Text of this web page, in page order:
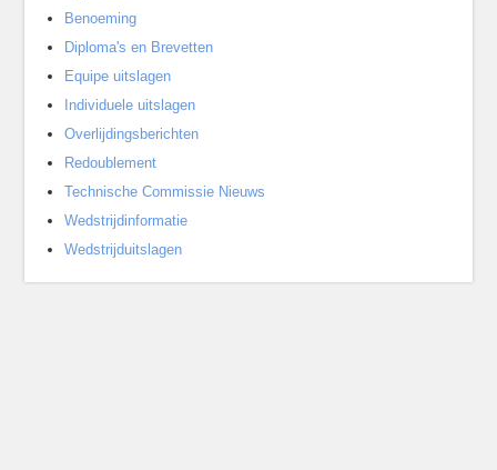
Benoeming
Diploma's en Brevetten
Equipe uitslagen
Individuele uitslagen
Overlijdingsberichten
Redoublement
Technische Commissie Nieuws
Wedstrijdinformatie
Wedstrijduitslagen